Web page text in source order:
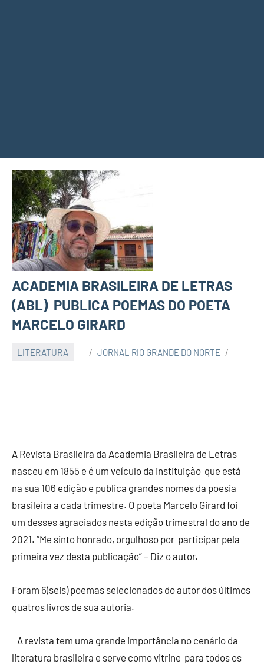
ACADEMIA BRASILEIRA DE LETRAS
(ABL) PUBLICA POEMAS DO POETA
MARCELO GIRARD
LITERATURA JORNAL RIO GRANDE DO NORTE
A Revista Brasileira da Academia Brasileira de Letras
nasceu em 1855 e é um veículo da instituição que está
na sua 106 edição e publica grandes nomes da poesia
brasileira a cada trimestre. O poeta Marcelo Girard foi
um desses agraciados nesta edição trimestral do ano de
2021. “Me sinto honrado, orgulhoso por participar pela
primeira vez desta publicação” – Diz o autor.
Foram 6(seis) poemas selecionados do autor dos últimos
quatros livros de sua autoria.
A revista tem uma grande importância no cenário da
literatura brasileira e serve como vitrine para todos os